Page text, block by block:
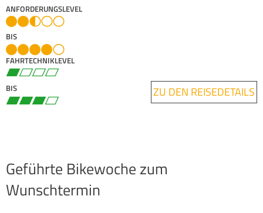
Winter ideale Bedingungen zum Mountainbiken. Unser Bike-
Guides haben viele Insider-Tipps parat. Ausgangspunkt
unserer MTB Reise auf Madeira ist Canico de Baixo. Die
Gruppe wählt je nach Wetterlage aus einer Vielzahl an
Biketouren aus. 5 MTB-Touren sind enthalten, weitere
Tourtage können zugebucht werden.
ANFORDERUNGSLEVEL
BIS
FAHRTECHNIKLEVEL
BIS ZU DEN REISEDETAILS
Geführte Bikewoche zum
Wunschtermin